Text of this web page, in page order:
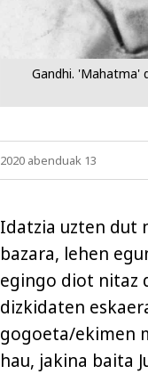
Gandhi. 'Mahatma'
2020 abenduak 13
Idatzia uzten dut
bazara, lehen
egingo diot nitaz
dizkidaten
gogoeta/ekimen
hau, jakina baita